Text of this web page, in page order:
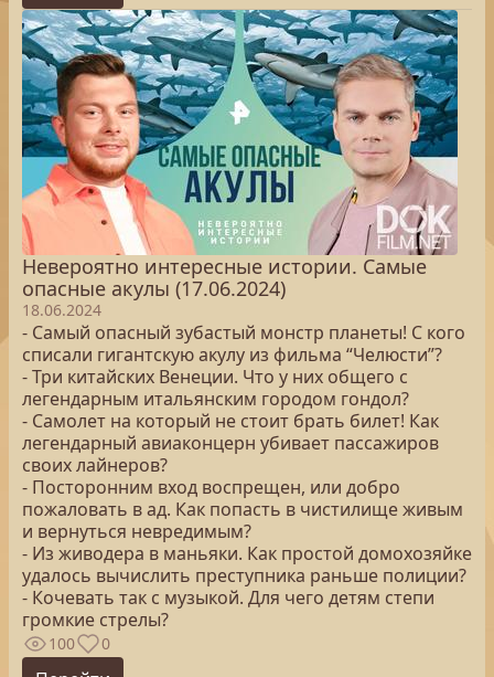
Невероятно интересные истории. Самые
опасные акулы (17.06.2024)
18.06.2024
- Самый опасный зубастый монстр планеты! С кого
списали гигантскую акулу из фильма “Челюсти”?
- Три китайских Венеции. Что у них общего с
легендарным итальянским городом гондол?
- Самолет на который не стоит брать билет! Как
легендарный авиаконцерн убивает пассажиров
своих лайнеров?
- Посторонним вход воспрещен, или добро
пожаловать в ад. Как попасть в чистилище живым
и вернуться невредимым?
- Из живодера в маньяки. Как простой домохозяйке
удалось вычислить преступника раньше полиции?
- Кочевать так с музыкой. Для чего детям степи
громкие стрелы?
100 0